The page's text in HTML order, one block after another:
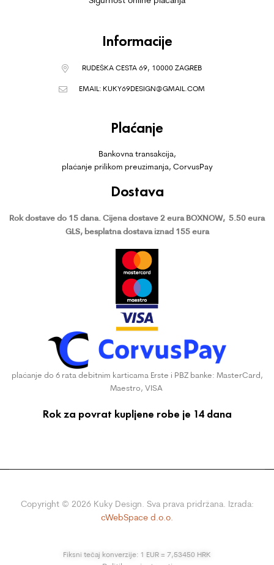
Informacije
RUDEŠKA CESTA 69, 10000 ZAGREB
EMAIL: KUKY69DESIGN@GMAIL.COM
Plaćanje
Bankovna transakcija,
plaćanje prilikom preuzimanja, CorvusPay
Dostava
Rok dostave do 15 dana. Cijena dostave 2 eura BOXNOW, 5.50 eura
GLS, besplatna dostava iznad 155 eura
plaćanje do 6 rata debitnim karticama Erste i PBZ banke: MasterCard,
Maestro, VISA
Rok za povrat kupljene robe je 14 dana
Copyright © 2026Kuky Design. Sva prava pridržana. Izrada:
cWebSpace d.o.o.
Fiksni tečaj konverzije: 1 EUR = 7,53450 HRK